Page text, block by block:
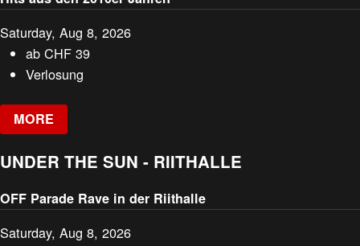
Saturday, Aug 8, 2026
abCHF 39
Verlosung
MORE
UNDER THE SUN - RIITHALLE
OFF Parade Rave in der Riithalle
Saturday, Aug 8, 2026